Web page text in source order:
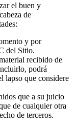
el buen y
de
y por
del Sitio.
recibido de
podrá
lapso que considere
que a su juicio
de cualquier otra
de terceros.